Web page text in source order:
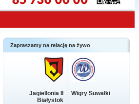
Zapraszamy na relację na żywo
Jagiellonia II
Białystok
Wigry Suwałki